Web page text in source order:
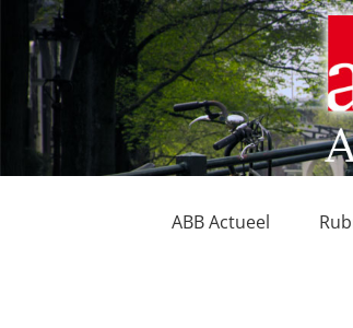
naar
inhoud
ABB Actueel